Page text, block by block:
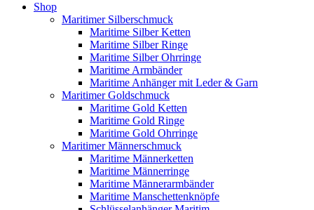
Shop
Maritimer Silberschmuck
Maritime Silber Ketten
Maritime Silber Ringe
Maritime Silber Ohrringe
Maritime Armbänder
Maritime Anhänger mit Leder & Garn
Maritimer Goldschmuck
Maritime Gold Ketten
Maritime Gold Ringe
Maritime Gold Ohrringe
Maritimer Männerschmuck
Maritime Männerketten
Maritime Männerringe
Maritime Männerarmbänder
Maritime Manschettenknöpfe